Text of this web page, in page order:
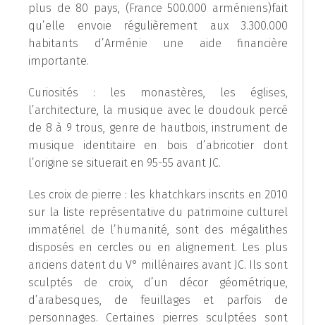
plus de 80 pays, (France 500.000 arméniens)fait
qu’elle envoie régulièrement aux 3.300.000
habitants d’Arménie une aide financière
importante.
Curiosités : les monastères, les églises,
l’architecture, la musique avec le doudouk percé
de 8 à 9 trous, genre de hautbois, instrument de
musique identitaire en bois d’abricotier dont
l’origine se situerait en 95-55 avant JC.
Les croix de pierre : les khatchkars inscrits en 2010
sur la liste représentative du patrimoine culturel
immatériel de l’humanité, sont des mégalithes
disposés en cercles ou en alignement. Les plus
anciens datent du V° millénaires avant JC. Ils sont
sculptés de croix, d’un décor géométrique,
d’arabesques, de feuillages et parfois de
personnages. Certaines pierres sculptées sont